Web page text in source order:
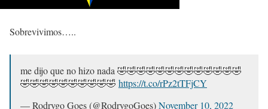
Sobrevivimos…..
me dijo que no hizo nada 🤣🤣🤣🤣🤣🤣🤣🤣🤣🤣🤣🤣🤣
🤣🤣🤣🤣🤣🤣🤣🤣🤣🤣 https://t.co/rPz2tTFjCY
— Rodrygo Goes (@RodrygoGoes)November 10, 2022